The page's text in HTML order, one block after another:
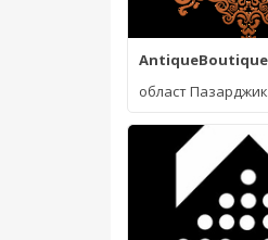
област Пазарджик